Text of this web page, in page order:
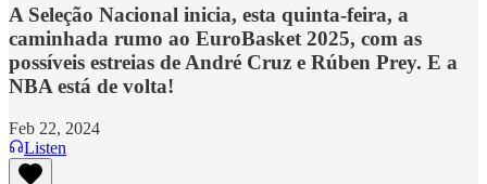
A Seleção Nacional inicia, esta quinta-feira, a
caminhada rumo ao EuroBasket 2025, com as
possíveis estreias de André Cruz e Rúben Prey. E a
NBA está de volta!
Feb 22, 2024
Listen